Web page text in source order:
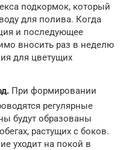
подкормок, который
для полива. Когда
и последующее
вносить раз в неделю
для цветущих
При формировании
регулярные
будут образованы
растущих с боков.
уходит на покой в